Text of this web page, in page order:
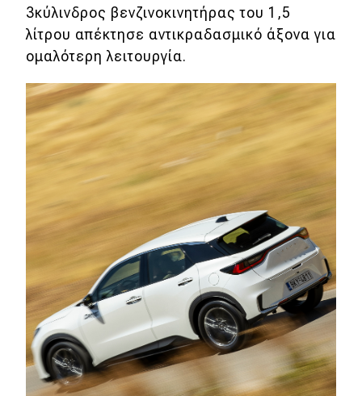
3κύλινδρος βενζινοκινητήρας του 1,5
λίτρου απέκτησε αντικραδασμικό άξονα για
ομαλότερη λειτουργία.